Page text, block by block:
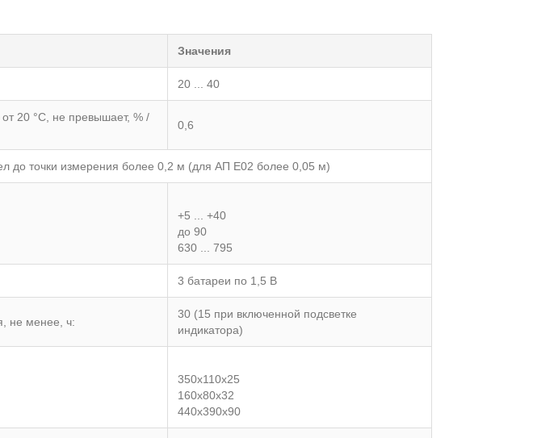
Значения
20 ... 40
20 °С, не превышает, % /
0,6
до точки измерения более 0,2 м (для АП Е02 более 0,05 м)
+5 ... +40
до 90
630 ... 795
3 батареи по 1,5 В
не менее, ч:
30 (15 при включенной подсветке
индикатора)
350х110х25
160х80х32
440х390х90